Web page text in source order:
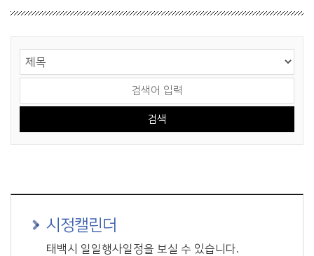
시정캘린더
태백시 일일행사일정을 보실 수 있습니다.